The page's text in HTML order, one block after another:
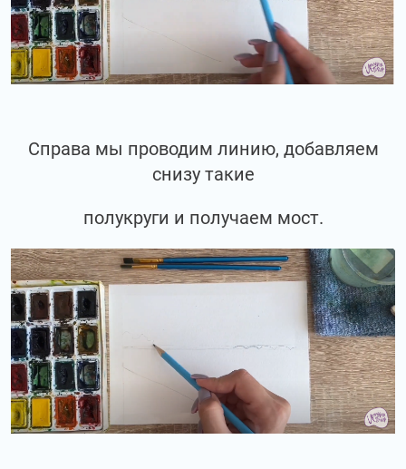
Справа мы проводим линию, добавляем
снизу такие
полукруги и получаем мост.